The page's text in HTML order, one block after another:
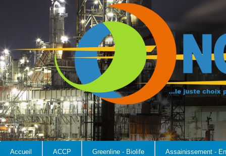
Accueil ACCP Greenline - Biolife Assainissement -